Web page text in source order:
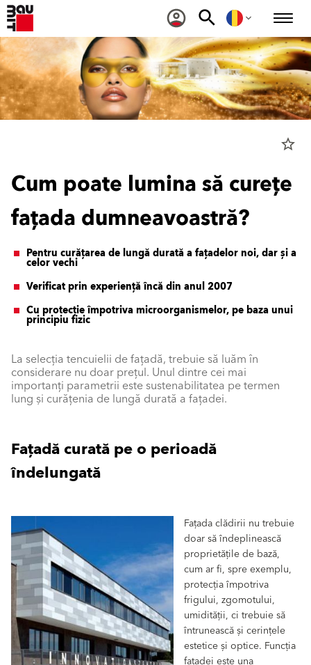
star_border
Cum poate lumina să curețe
fațada dumneavoastră?
Pentru curățarea de lungă durată a fațadelor noi, dar și a
celor vechi
Verificat prin experiență încă din anul 2007
Cu protecție împotriva microorganismelor, pe baza unui
principiu fizic
La selecția tencuielii de fațadă, trebuie să luăm în
considerare nu doar prețul. Unul dintre cei mai
importanți parametrii este sustenabilitatea pe termen
lung și curățenia de lungă durată a fațadei.
Fațadă curată pe o perioadă
îndelungată
Fațada clădirii nu trebuie
doar să îndeplinească
proprietățile de bază,
cum ar fi, spre exemplu,
protecția împotriva
frigului, zgomotului,
umidității, ci trebuie să
întrunească și cerințele
estetice și optice. Funcția
fațadei este una